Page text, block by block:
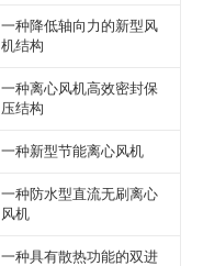
一种降低轴向力的新型风
机结构
一种离心风机高效密封保
压结构
一种新型节能离心风机
一种防水型直流无刷离心
风机
一种具有散热功能的双进